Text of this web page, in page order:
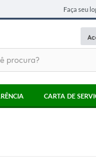
Faça seu
CARTA DE